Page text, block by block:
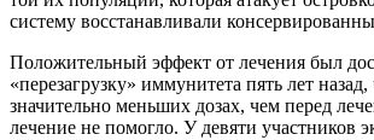
систему восстанавливали
Положительный эффект от лечения был
«перезагрузку» иммунитета пять лет
значительно меньших дозах, чем перед
лечение не помогло. У девяти участников